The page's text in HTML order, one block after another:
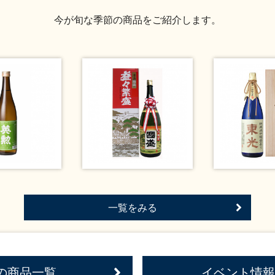
今が旬な季節の商品をご紹介します。
一覧をみる